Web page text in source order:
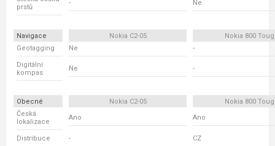
prstů
- Ne
Navigace Nokia C2-05
Nokia 800
Geotagging
Ne -
Digitální
kompas
Ne -
Obecné Nokia C2-05
Nokia 800
Česká
lokalizace
Ano Ano
Distribuce - CZ